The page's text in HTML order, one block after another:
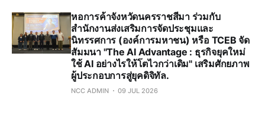
หอการค้าจังหวัดนครราชสีมา ร่วมกับ
สำนักงานส่งเสริมการจัดประชุมและ
นิทรรศการ (องค์การมหาชน) หรือ TCEB จัด
สัมมนา "The AI Advantage : ธุรกิจยุคใหม่
ใช้ AI อย่างไรให้โตไวกว่าเดิม" เสริมศักยภาพ
ผู้ประกอบการสู่ยุคดิจิทัล.
NCC ADMIN 09 JUL 2026